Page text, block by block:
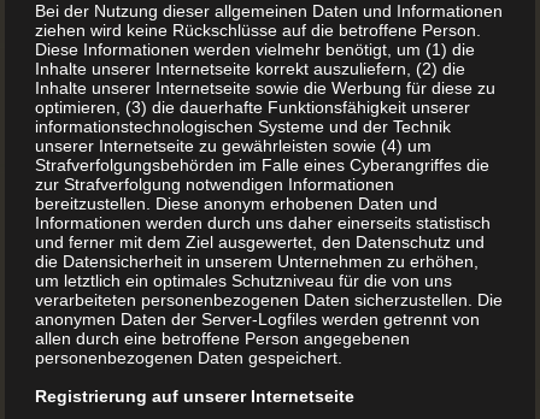
Ortschronik drucken und
binden lassen
Wollen Sie eine Ortschronik drucken lassen? Wir
begleiten Sie, bis zum fertigen Buch Vom Dorf über den
gewachsenen Stadtteil bis zur boomenden Großstadt
hat jeder Ort seine eigene Geschichte. Eine Geschichte,
Bei der Nutzung dieser allgemeinen Daten und Informationen
ziehen wird keine Rückschlüsse auf die betroffene Person.
Diese Informationen werden vielmehr benötigt, um (1) die
Inhalte unserer Internetseite korrekt auszuliefern, (2) die
Inhalte unserer Internetseite sowie die Werbung für diese zu
optimieren, (3) die dauerhafte Funktionsfähigkeit unserer
informationstechnologischen Systeme und der Technik
unserer Internetseite zu gewährleisten sowie (4) um
Strafverfolgungsbehörden im Falle eines Cyberangriffes die
zur Strafverfolgung notwendigen Informationen
bereitzustellen. Diese anonym erhobenen Daten und
Informationen werden durch uns daher einerseits statistisch
und ferner mit dem Ziel ausgewertet, den Datenschutz und
die Datensicherheit in unserem Unternehmen zu erhöhen,
um letztlich ein optimales Schutzniveau für die von uns
verarbeiteten personenbezogenen Daten sicherzustellen. Die
anonymen Daten der Server-Logfiles werden getrennt von
allen durch eine betroffene Person angegebenen
personenbezogenen Daten gespeichert.
Registrierung auf unserer Internetseite